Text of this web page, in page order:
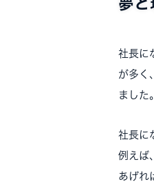
社長に
が多く
ました。
社長に
例えば
あげれ